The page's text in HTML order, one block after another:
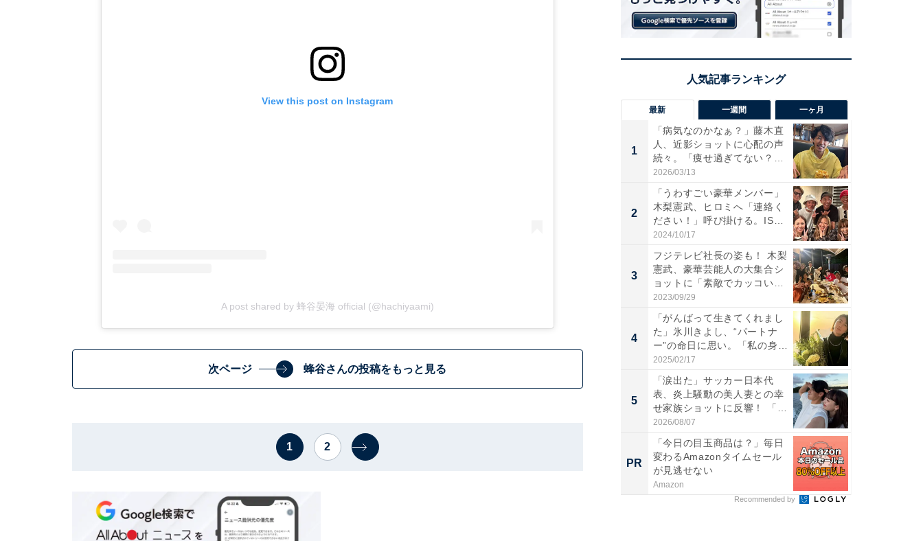
View this post on Instagram
A post shared by 蜂谷晏海 official (@hachiyaami)
次ページ 蜂谷さんの投稿をもっと見る
1 2
最新 一週間 一ヶ月
1
「病気なのかなぁ？」藤木直
人、近影ショットに心配の声
続々。「痩せ過ぎてない？」
「...
2026/03/13
2
「うわすごい豪華メンバー」
木梨憲武、ヒロミへ「連絡く
ださい！」呼び掛ける。IS
S...
2024/10/17
3
フジテレビ社長の姿も！ 木梨
憲武、豪華芸能人の大集合シ
ョットに「素敵でカッコい
い...
2023/09/29
4
「がんばって生きてくれまし
た」氷川きよし、“パートナ
ー”の命日に思い。「私の身
体...
2025/02/17
5
「涙出た」サッカー日本代
表、炎上騒動の美人妻との幸
せ家族ショットに反響！ 「最
高...
2026/08/07
PR
「今日の目玉商品は？」毎日
変わるAmazonタイムセール
が見逃せない
Amazon
Recommended by